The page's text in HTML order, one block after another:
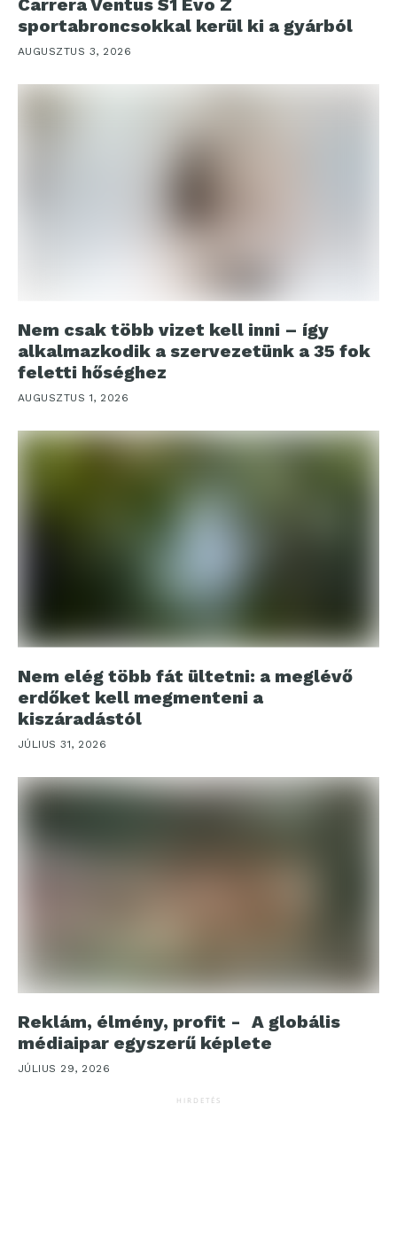
Carrera Ventus S1 Evo Z
sportabroncsokkal kerül ki a gyárból
AUGUSZTUS 3, 2026
Nem csak több vizet kell inni – így
alkalmazkodik a szervezetünk a 35 fok
feletti hőséghez
AUGUSZTUS 1, 2026
Nem elég több fát ültetni: a meglévő
erdőket kell megmenteni a
kiszáradástól
JÚLIUS 31, 2026
Reklám, élmény, profit - A globális
médiaipar egyszerű képlete
JÚLIUS 29, 2026
HIRDETÉS